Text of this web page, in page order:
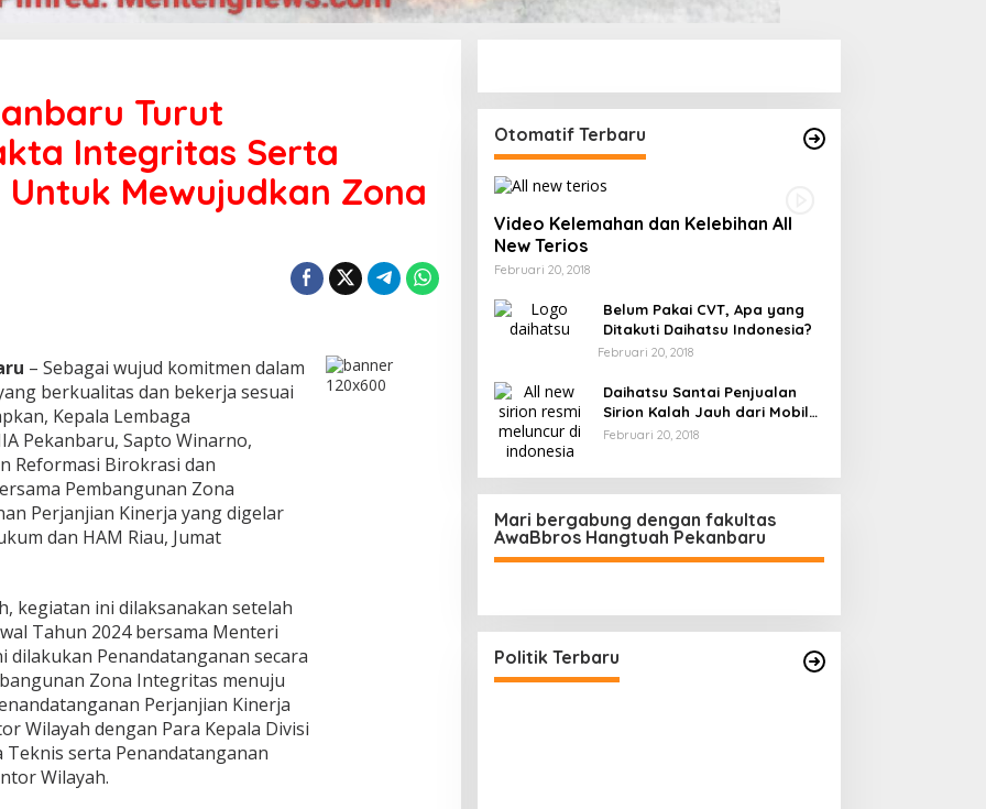
Turut
Integritas Serta
Mewujudkan Zona
– Sebagai wujud komitmen dalam
berkualitas dan bekerja sesuai
Kepala Lembaga
Pekanbaru, Sapto Winarno,
Reformasi Birokrasi dan
Pembangunan Zona
Perjanjian Kinerja yang digelar
dan HAM Riau, Jumat
kegiatan ini dilaksanakan setelah
Tahun 2024 bersama Menteri
dilakukan Penandatanganan secara
Zona Integritas menuju
Perjanjian Kinerja
Wilayah dengan Para Kepala Divisi
Teknis serta Penandatanganan
Wilayah.
Otomatif Terbaru
Video Kelemahan dan Kelebihan All
New Terios
Februari 20, 2018
Belum Pakai CVT, Apa yang
Ditakuti Daihatsu Indonesia?
Februari 20, 2018
Daihatsu Santai Penjualan
Sirion Kalah Jauh dari Mobil
LCGC
Februari 20, 2018
Mari bergabung dengan fakultas
AwaBbros Hangtuah Pekanbaru
Politik Terbaru
Tes Urine 101
Komitmen
23, 2026
Prof Sutan Nasomal: Dua Negara
“Jago” Siaga Perang, Presiden RI
Pihak Kemana?
Di Politik | Januari 18, 2026